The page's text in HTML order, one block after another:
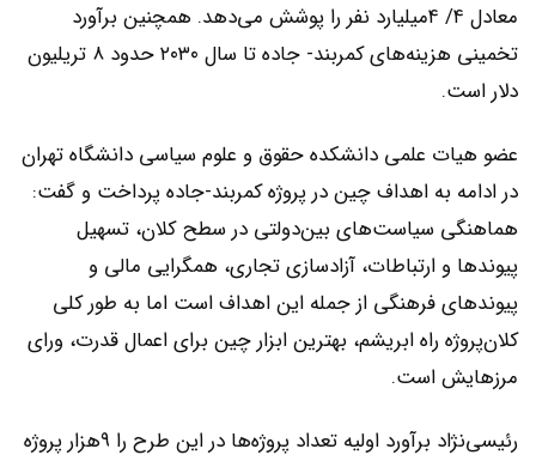
معادل ۴/ ۴میلیارد نفر را پوشش ‌‌‌می‌‌‌دهد. همچنین برآورد
تخمینی هزینه‌‌‌های کمربند- جاده تا سال ۲۰۳۰ حدود ۸ تریلیون
دلار است.
عضو هیات علمی دانشکده حقوق و علوم سیاسی دانشگاه تهران
در ادامه به اهداف چین در پروژه کمربند-جاده پرداخت و گفت:
هماهنگی سیاست‌‌‌های بین‌دولتی در سطح کلان، تسهیل
پیوندها و ارتباطات، آزادسازی تجاری، همگرایی مالی و
پیوندهای فرهنگی از جمله این اهداف است اما به طور کلی
کلان‌پروژه راه ابریشم، بهترین ابزار چین برای اعمال قدرت، ورای
مرزهایش است.
رئیسی‌‌‌نژاد برآورد اولیه تعداد پروژه‌‌‌ها در این طرح را ۹هزار پروژه